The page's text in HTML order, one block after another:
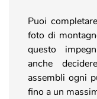
Puoi
foto di
questo
anche
assembli ogni
fino a un